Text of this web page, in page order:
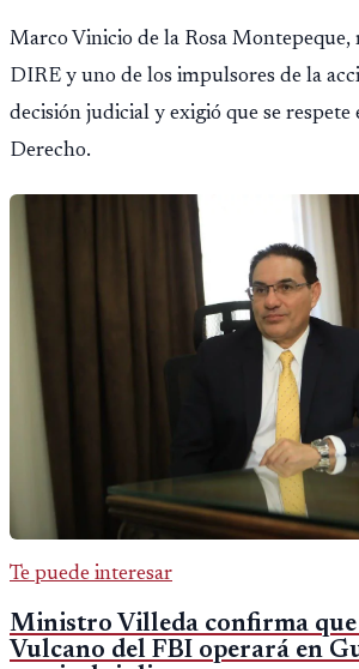
Marco Vinicio de la Rosa Montepeque,
DIRE y uno de los impulsores de la
decisión judicial y exigió que se respete
Derecho.
Te puede interesar
Ministro Villeda confirma
Vulcano del FBI operará en